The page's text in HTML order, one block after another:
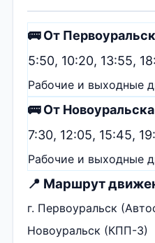
🚌 От
5:50, 10:20, 13:55,
Рабочие и выходные
🚌 От
7:30, 12:05, 15:45,
Рабочие и выходные
📍 Маршрут
г. Первоуральск
Новоуральск (КПП-3)